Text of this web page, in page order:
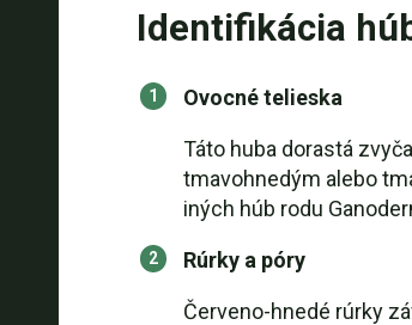
Identifikácia
Ovocné telieska
Táto huba dorastá
tmavohnedým alebo
iných húb rodu
Rúrky a póry
Červeno-hnedé rúrky